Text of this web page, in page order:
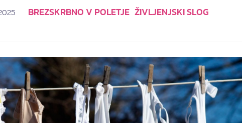
BREZSKRBNO V POLETJE ŽIVLJENJSKI SLOG